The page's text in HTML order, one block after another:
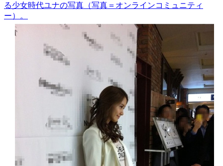
る少女時代ユナの写真（写真＝オンラインコミュニティ
ー）。